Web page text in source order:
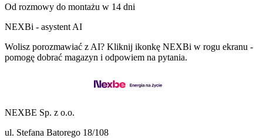
Od rozmowy do montażu w 14 dni
NEXBi - asystent AI
Wolisz porozmawiać z AI? Kliknij ikonkę NEXBi w rogu ekranu -
pomogę dobrać magazyn i odpowiem na pytania.
NEXBE Sp. z o.o.
ul. Stefana Batorego 18/108